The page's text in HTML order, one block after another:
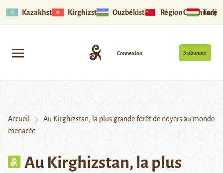
Kazakhstan Kirghizstan Ouzbékistan Région Ouïghoure
S’abonner
Connexion
Accueil
Au Kirghizstan, la plus grande forêt de noyers au monde
menacée
Au Kirghizstan, la plus